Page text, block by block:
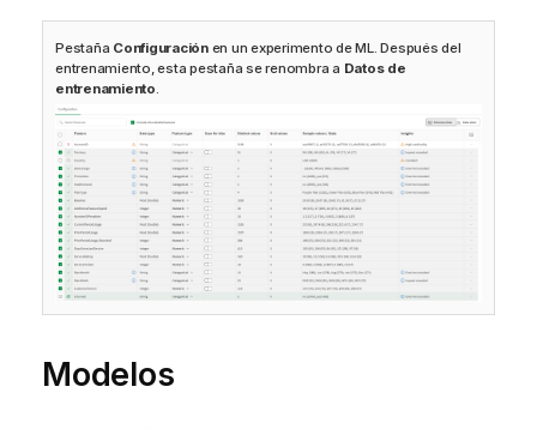
Pestaña Configuraciónen un experimento de ML. Después del
entrenamiento, esta pestaña se renombra a Datos de
entrenamiento
Modelos